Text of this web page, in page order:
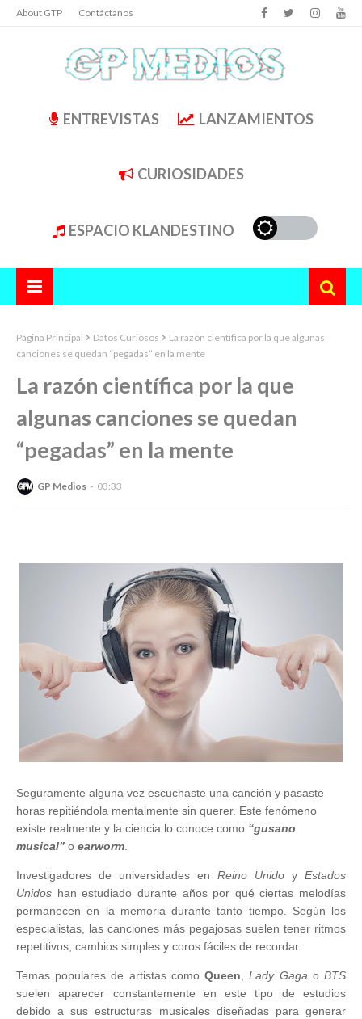
About GTP Contáctanos
ENTREVISTAS LANZAMIENTOS
CURIOSIDADES
ESPACIO KLANDESTINO
Página Principal Datos Curiosos
La razón científica por la que algunas
canciones se quedan “pegadas” en la mente
La razón científica por la que
algunas canciones se quedan
“pegadas” en la mente
GP Medios 03:33
Seguramente alguna vez escuchaste una canción y pasaste
horas repitiéndola mentalmente sin querer. Este fenómeno
existe realmente y la ciencia lo conoce como “gusano
musical” o earworm.
Investigadores de universidades en Reino Unido y Estados
Unidos han estudiado durante años por qué ciertas melodías
permanecen en la memoria durante tanto tiempo. Según los
especialistas, las canciones más pegajosas suelen tener ritmos
repetitivos, cambios simples y coros fáciles de recordar.
Temas populares de artistas comoQueen,Lady GagaoBTS
suelen aparecer constantemente en este tipo de estudios
debido a sus estructuras musicales diseñadas para generar